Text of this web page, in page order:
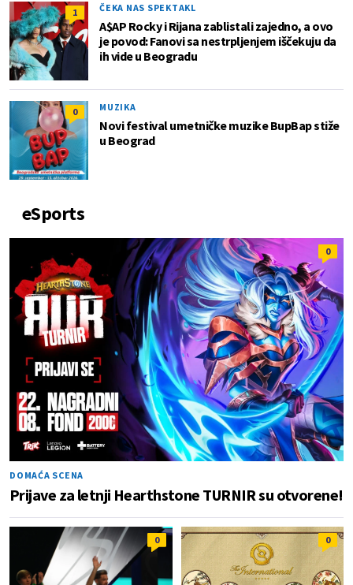
1 ČEKA NAS SPEKTAKL
A$AP Rocky i Rijana zablistali zajedno, a ovo
je povod: Fanovi sa nestrpljenjem iščekuju da
ih vide u Beogradu
0 MUZIKA
Novi festival umetničke muzike BupBap stiže
u Beograd
eSports
0
DOMAĆA SCENA
Prijave za letnji Hearthstone TURNIR su otvorene!
0 0